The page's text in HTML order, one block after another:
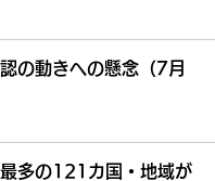
の動きへの懸念（7月
多の121カ国・地域が